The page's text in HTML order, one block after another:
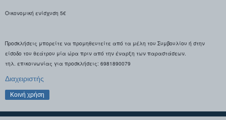
Οικονομική ενίσχυση 5€
Προσκλήσεις μπορείτε να προμηθευτείτε από τα μέλη του Συμβουλίου ή στην
είσοδο του θεάτρου μία ώρα πριν από την έναρξη των παραστάσεων.
τηλ. επικοινωνίας για προσκλήσεις: 6981890079
Διαχειριστής
Κοινή χρήση